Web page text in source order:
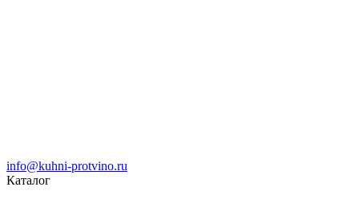
info@kuhni-protvino.ru
Каталог